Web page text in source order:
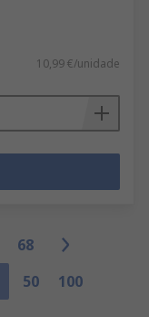
10,99 €/unidade
68
50 100